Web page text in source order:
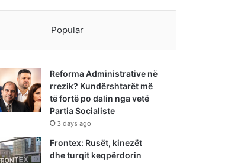
Popular
Reforma Administrative në
rrezik? Kundërshtarët më
të fortë po dalin nga vetë
Partia Socialiste
3 days ago
Frontex: Rusët, kinezët
dhe turqit keqpërdorin